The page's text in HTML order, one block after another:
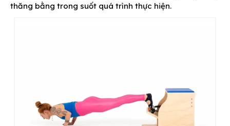
thăng bằng trong suốt quá trình thực hiện.